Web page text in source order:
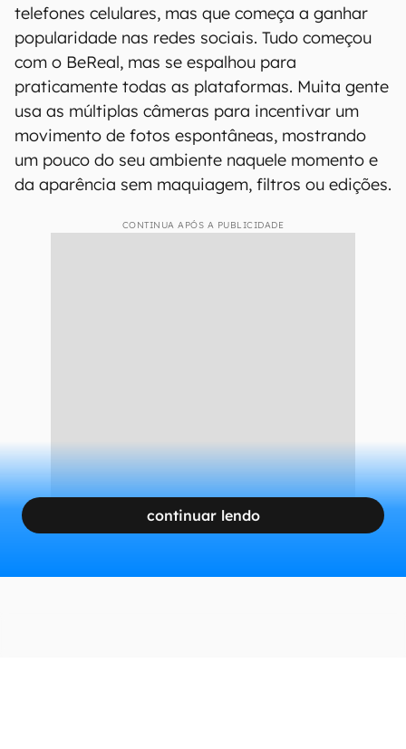
telefones celulares, mas que começa a ganhar
popularidade nas redes sociais. Tudo começou
com o BeReal, mas se espalhou para
praticamente todas as plataformas. Muita gente
usa as múltiplas câmeras para incentivar um
movimento de fotos espontâneas, mostrando
um pouco do seu ambiente naquele momento e
da aparência sem maquiagem, filtros ou edições.
CONTINUA APÓS A PUBLICIDADE
continuar lendo